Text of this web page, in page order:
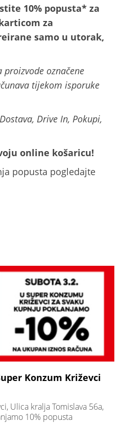
10% popusta* za
za
samo u utorak,
označene
tijekom isporuke
Drive In, Pokupi,
online košaricu!
popusta pogledajte
Konzum Križevci
Ulica kralja Tomislava 56a,
10% popusta